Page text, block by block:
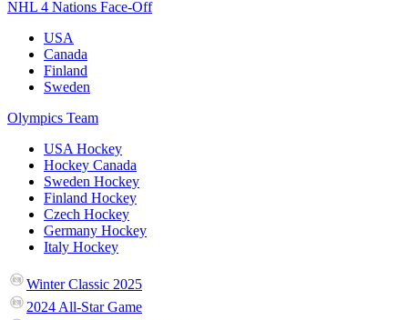
NHL 4 Nations Face-Off
USA
Canada
Finland
Sweden
Olympics Team
USA Hockey
Hockey Canada
Sweden Hockey
Finland Hockey
Czech Hockey
Germany Hockey
Italy Hockey
Winter Classic 2025
2024 All-Star Game